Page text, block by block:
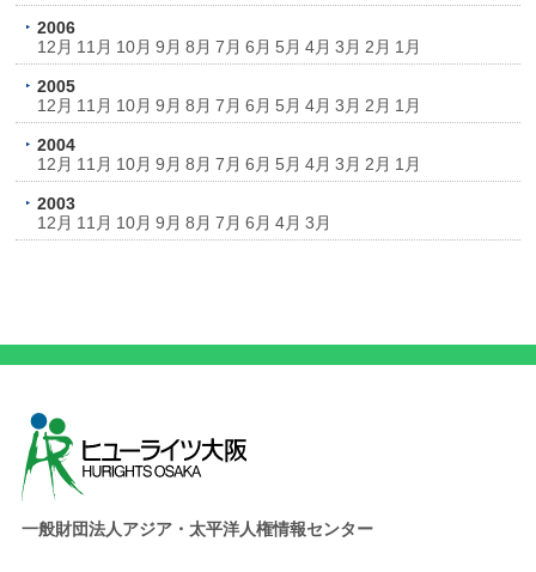
2006
12月 11月 10月 9月 8月 7月 6月 5月 4月 3月 2月 1月
2005
12月 11月 10月 9月 8月 7月 6月 5月 4月 3月 2月 1月
2004
12月 11月 10月 9月 8月 7月 6月 5月 4月 3月 2月 1月
2003
12月 11月 10月 9月 8月 7月 6月 4月 3月
一般財団法人アジア・太平洋人権情報センター